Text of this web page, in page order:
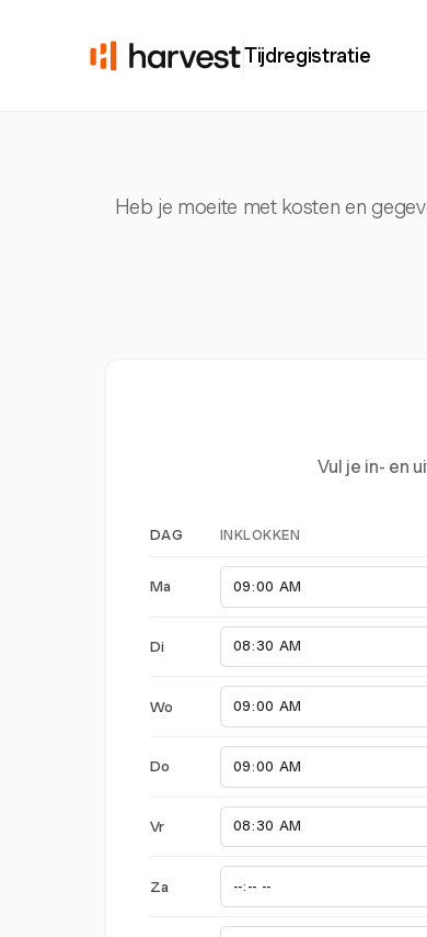
Tijdregistratie
Heb je moeite met kosten en
Vul je in- en
DAG INKLOKKEN
Ma
Di
Wo
Do
Vr
Za